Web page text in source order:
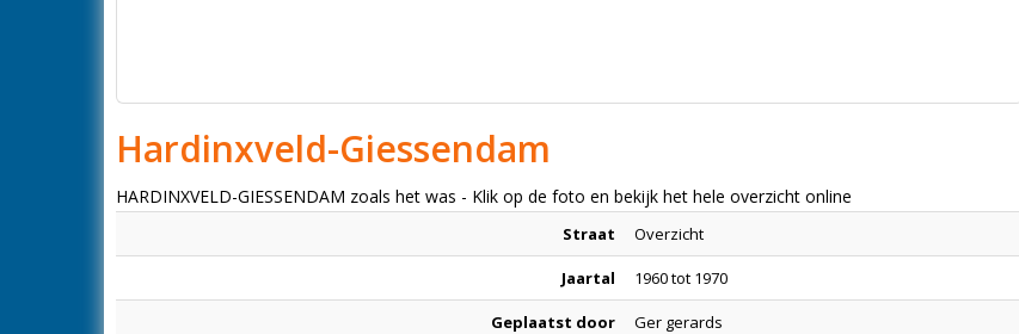
Hardinxveld-Giessendam
HARDINXVELD-GIESSENDAM zoals het was - Klik op de foto en bekijk het hele overzicht online
Straat Overzicht
Jaartal 1960 tot 1970
Geplaatst door Ger gerards